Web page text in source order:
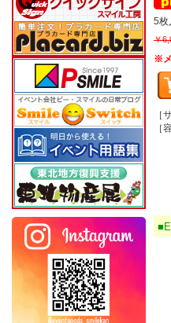
5枚
￥
※メ
［
［